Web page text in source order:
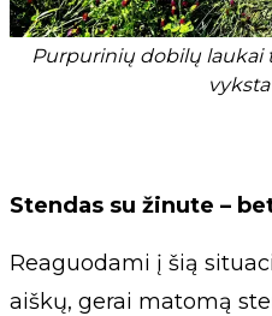
Purpurinių dobilų laukai
Stendas su žinute –
Reaguodami į šią
aiškų, gerai matomą